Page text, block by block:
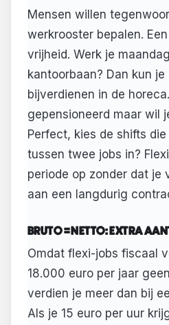
Mensen willen
werkrooster bepalen.
vrijheid. Werk je
kantoorbaan? Dan kun
bijverdienen in de
gepensioneerd maar wil
Perfect, kies de shifts
tussen twee jobs in?
periode op zonder dat je
aan een langdurig
BRUTO = NETTO: EXTRA
Omdat flexi-jobs fiscaal
18.000 euro per jaar
verdien je meer dan bij
Als je 15 euro per uur